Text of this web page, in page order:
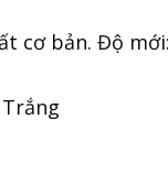
cơ bản. Độ